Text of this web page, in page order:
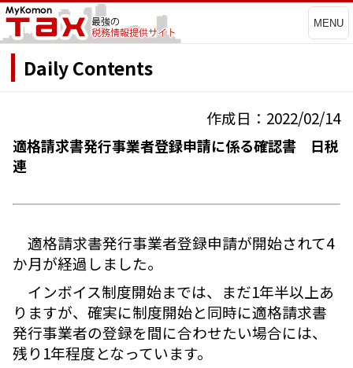
MENU
Daily Contents
作成日：2022/02/14
適格請求書発行事業者登録申請に係る確認書 日税
連
適格請求書発行事業者登録申請が開始されて4
か月が経過しました。
インボイス制度開始までは、まだ1年半以上あ
りますが、確実に制度開始と同時に適格請求書
発行事業者の登録を間に合わせたい場合には、
残り1年程度となっています。